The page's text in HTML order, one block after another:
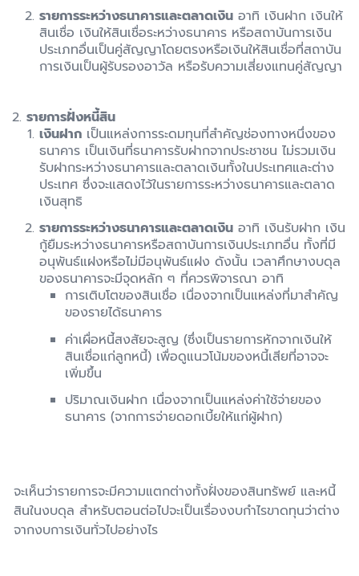
รายการระหว่างธนาคารและตลาดเงิน อาทิ เงินฝาก เงินให้
สินเชื่อ เงินให้สินเชื่อระหว่างธนาคาร หรือสถาบันการเงิน
ประเภทอื่นเป็นคู่สัญญาโดยตรงหรือเงินให้สินเชื่อที่สถาบัน
การเงินเป็นผู้รับรองอาวัล หรือรับความเสี่ยงแทนคู่สัญญา
รายการฝั่งหนี้สิน
เงินฝาก เป็นแหล่งการระดมทุนที่สำคัญช่องทางหนึ่งของ
ธนาคาร เป็นเงินที่ธนาคารรับฝากจากประชาชน ไม่รวมเงิน
รับฝากระหว่างธนาคารและตลาดเงินทั้งในประเทศและต่าง
ประเทศ ซึ่งจะแสดงไว้ในรายการระหว่างธนาคารและตลาด
เงินสุทธิ
รายการระหว่างธนาคารและตลาดเงิน อาทิ เงินรับฝาก เงิน
กู้ยืมระหว่างธนาคารหรือสถาบันการเงินประเภทอื่น ทั้งที่มี
อนุพันธ์แฝงหรือไม่มีอนุพันธ์แฝง ดังนั้น เวลาศึกษางบดุล
ของธนาคารจะมีจุดหลัก ๆ ที่ควรพิจารณา อาทิ
การเติบโตของสินเชื่อ เนื่องจากเป็นแหล่งที่มาสำคัญ
ของรายได้ธนาคาร
ค่าเผื่อหนี้สงสัยจะสูญ (ซึ่งเป็นรายการหักจากเงินให้
สินเชื่อแก่ลูกหนี้) เพื่อดูแนวโน้มของหนี้เสียที่อาจจะ
เพิ่มขึ้น
ปริมาณเงินฝาก เนื่องจากเป็นแหล่งค่าใช้จ่ายของ
ธนาคาร (จากการจ่ายดอกเบี้ยให้แก่ผู้ฝาก)
จะเห็นว่ารายการจะมีความแตกต่างทั้งฝั่งของสินทรัพย์ และหนี้
สินในงบดุล สำหรับตอนต่อไปจะเป็นเรื่องงบกำไรขาดทุนว่าต่าง
จากงบการเงินทั่วไปอย่างไร